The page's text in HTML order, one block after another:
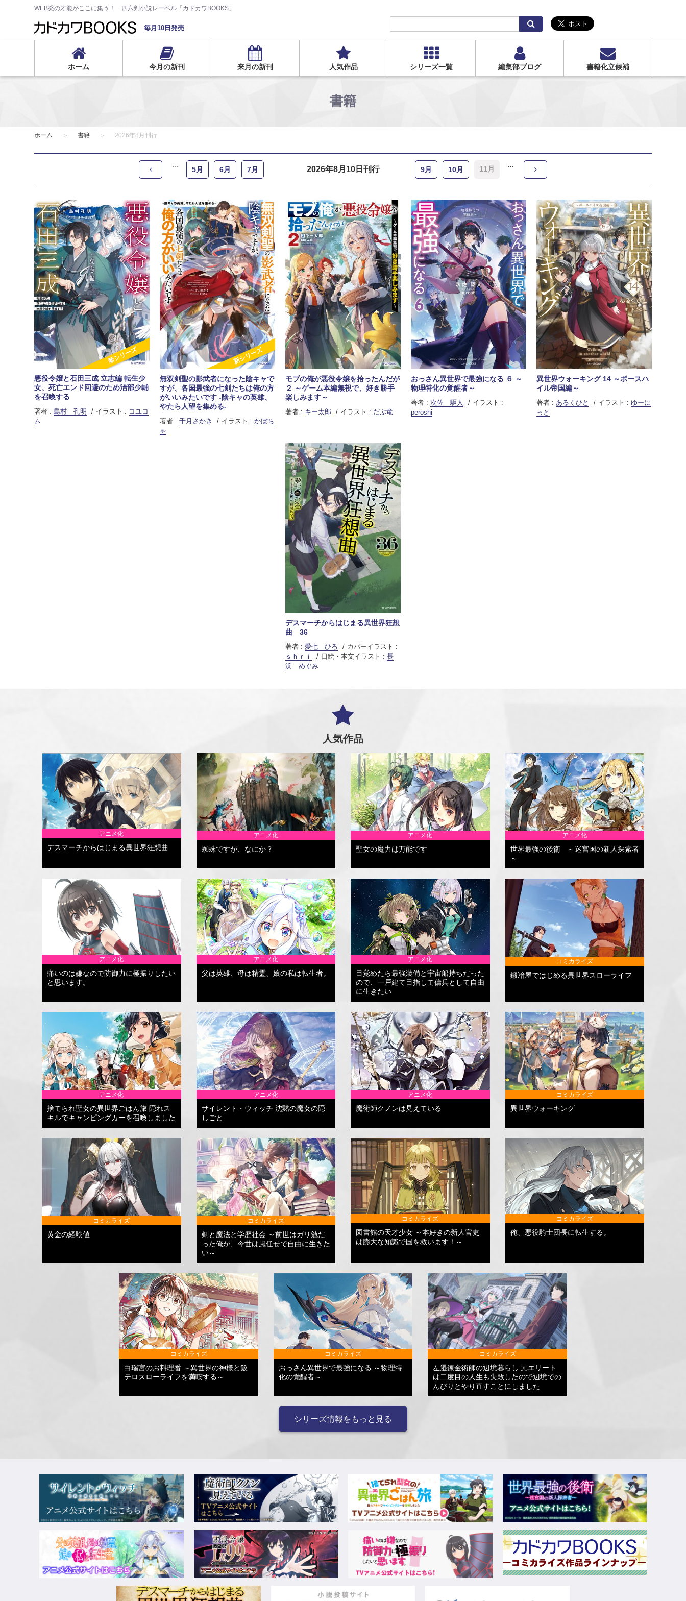
WEB発の才能がここに集う！ 四六判小説レーベル「カドカワBOOKS」
毎月10日発売
索
ホーム 今月の新刊 来月の新刊 人気作品 シリーズ一覧 編集部ブログ 書籍化立候補
書籍
ホーム 書籍 2026年8月刊行
2026年8月10日刊行
5月 6月 7月 9月 10月 11月
新シリーズ
悪役令嬢と石田三成 立志編 転生少
女、死亡エンド回避のため治部少輔
を召喚する
著者 : 島村 孔明 イラスト : コユコ
ム
新シリーズ
無双剣聖の影武者になった陰キャで
すが、各国最強の七剣たちは俺の方
がいいみたいです -陰キャの英雄、
やたら人望を集める-
著者 : 千月さかき イラスト : かぼち
ゃ
モブの俺が悪役令嬢を拾ったんだが
２ ～ゲーム本編無視で、好き勝手
楽しみます～
著者 : キー太郎 イラスト : だぶ竜
おっさん異世界で最強になる ６ ～
物理特化の覚醒者～
著者 : 次佐 駆人
イラスト :
peroshi
異世界ウォーキング 14 ～ボースハ
イル帝国編～
著者 : あるくひと イラスト : ゆーに
っと
デスマーチからはじまる異世界狂想
曲 36
著者 : 愛七 ひろ
カバーイラスト :
ｓｈｒｉ
口絵・本文イラスト : 長
浜 めぐみ
人気作品
アニメ化
デスマーチからはじまる異世界狂想曲
アニメ化
蜘蛛ですが、なにか？
アニメ化
聖女の魔力は万能です
アニメ化
世界最強の後衛 ～迷宮国の新人探索者
～
アニメ化
痛いのは嫌なので防御力に極振りしたい
と思います。
アニメ化
父は英雄、母は精霊、娘の私は転生者。
アニメ化
目覚めたら最強装備と宇宙船持ちだった
ので、一戸建て目指して傭兵として自由
に生きたい
コミカライズ
鍛冶屋ではじめる異世界スローライフ
アニメ化
捨てられ聖女の異世界ごはん旅 隠れス
キルでキャンピングカーを召喚しました
アニメ化
サイレント・ウィッチ 沈黙の魔女の隠
しごと
アニメ化
魔術師クノンは見えている
コミカライズ
異世界ウォーキング
コミカライズ
黄金の経験値
コミカライズ
剣と魔法と学歴社会 ～前世はガリ勉だ
った俺が、今世は風任せで自由に生きた
い～
コミカライズ
図書館の天才少女 ～本好きの新人官吏
は膨大な知識で国を救います！～
コミカライズ
俺、悪役騎士団長に転生する。
コミカライズ
白瑞宮のお料理番 ～異世界の神様と飯
テロスローライフを満喫する～
コミカライズ
おっさん異世界で最強になる ～物理特
化の覚醒者～
コミカライズ
左遷錬金術師の辺境暮らし 元エリート
は二度目の人生も失敗したので辺境での
んびりとやり直すことにしました
シリーズ情報をもっと見る